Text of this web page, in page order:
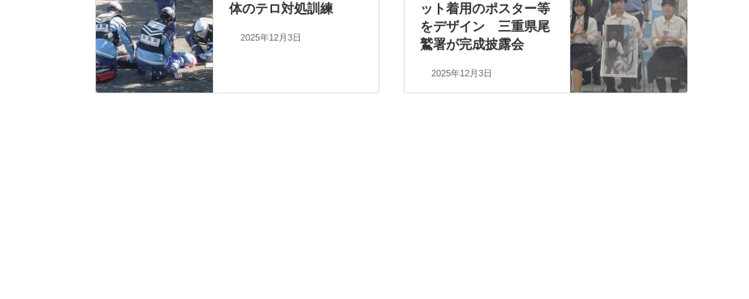
体のテロ対処訓練
2025年12月3日
ット着用のポスター等
をデザイン 三重県尾
鷲署が完成披露会
2025年12月3日